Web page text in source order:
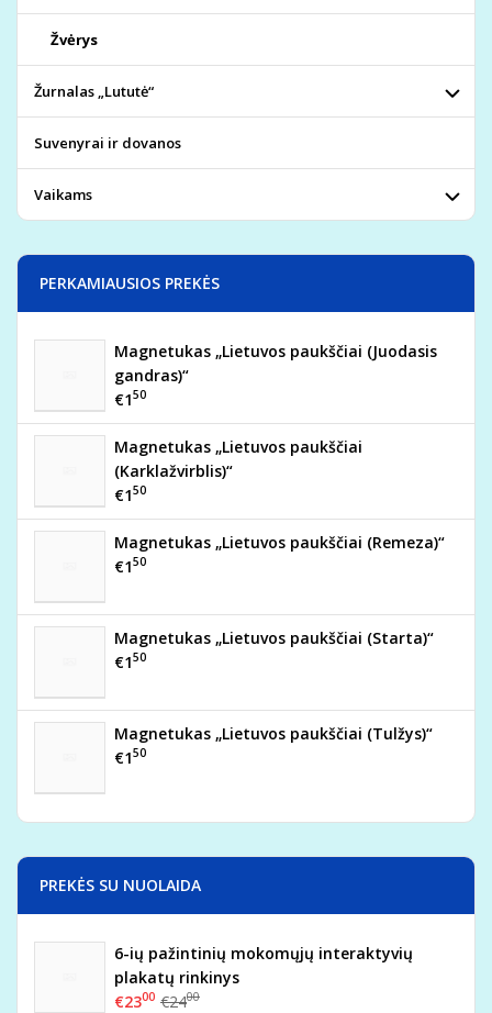
Žvėrys
Žurnalas „Lututė“
Suvenyrai ir dovanos
Vaikams
PERKAMIAUSIOS PREKĖS
Magnetukas „Lietuvos paukščiai (Juodasis
gandras)“
€150
Magnetukas „Lietuvos paukščiai
(Karklažvirblis)“
€150
Magnetukas „Lietuvos paukščiai (Remeza)“
€150
Magnetukas „Lietuvos paukščiai (Starta)“
€150
Magnetukas „Lietuvos paukščiai (Tulžys)“
€150
PREKĖS SU NUOLAIDA
6-ių pažintinių mokomųjų interaktyvių
plakatų rinkinys
€2300 €2400